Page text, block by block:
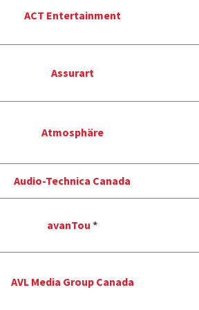
ACT Entertainment
Assurart
Atmosphäre
Audio-Technica Canada
avanTou *
AVL Media Group Canada